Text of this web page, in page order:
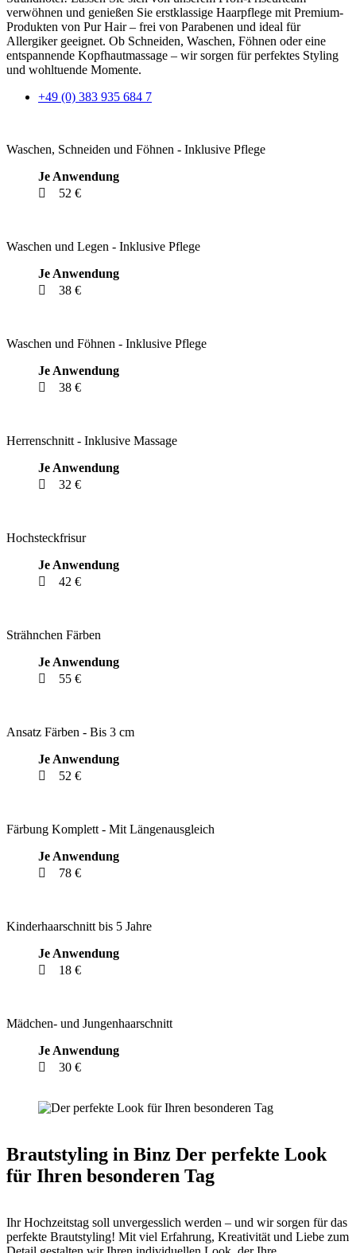
verwöhnen und genießen Sie erstklassige Haarpflege mit Premium-
Produkten von Pur Hair – frei von Parabenen und ideal für
Allergiker geeignet. Ob Schneiden, Waschen, Föhnen oder eine
entspannende Kopfhautmassage – wir sorgen für perfektes Styling
und wohltuende Momente.
+49 (0) 383 935 684 7
Waschen, Schneiden und Föhnen - Inklusive Pflege
Je Anwendung
52 €
Waschen und Legen - Inklusive Pflege
Je Anwendung
38 €
Waschen und Föhnen - Inklusive Pflege
Je Anwendung
38 €
Herrenschnitt - Inklusive Massage
Je Anwendung
32 €
Hochsteckfrisur
Je Anwendung
42 €
Strähnchen Färben
Je Anwendung
55 €
Ansatz Färben - Bis 3 cm
Je Anwendung
52 €
Färbung Komplett - Mit Längenausgleich
Je Anwendung
78 €
Kinderhaarschnitt bis 5 Jahre
Je Anwendung
18 €
Mädchen- und Jungenhaarschnitt
Je Anwendung
30 €
Brautstyling in Binz Der perfekte Look
für Ihren besonderen Tag
Ihr Hochzeitstag soll unvergesslich werden – und wir sorgen für das
perfekte Brautstyling! Mit viel Erfahrung, Kreativität und Liebe zum